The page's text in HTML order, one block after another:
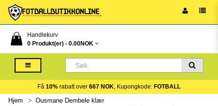
Handlekurv
0 Produkt(er) - 0.00NOK
Få 10% rabatt over 667 NOK, Kupongkode: FOTBALL
Hjem Ousmane Dembele klær